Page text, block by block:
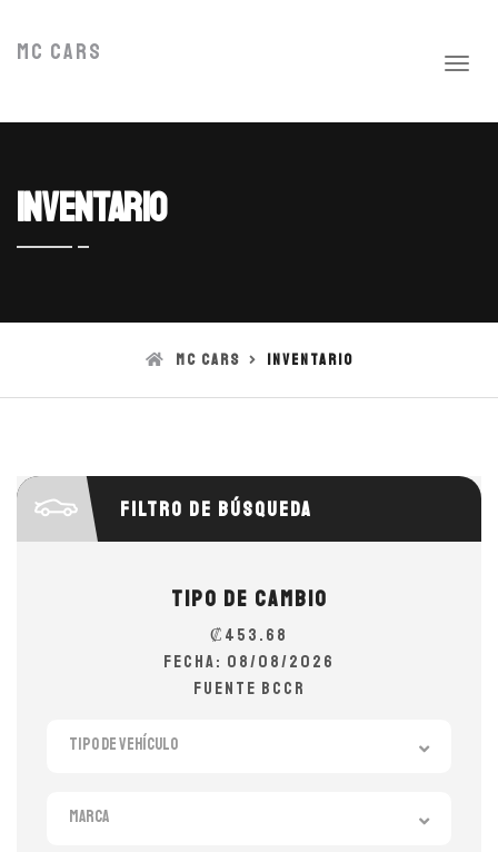
MC Cars
Inventario
MC Cars Inventario
Filtro de búsqueda
Tipo de cambio
₡453.68
Fecha: 08/08/2026
Fuente BCCR
Tipo de vehículo
Marca